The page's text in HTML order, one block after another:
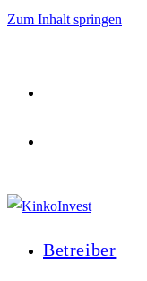
Zum Inhalt springen
Betreiber